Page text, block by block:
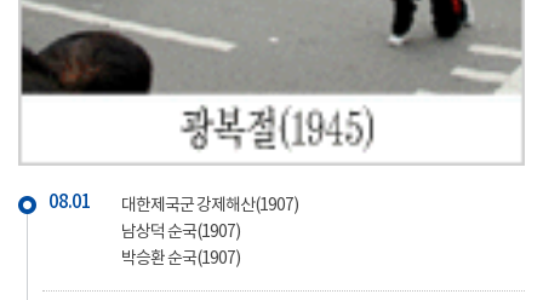
08.01
대한제국군 강제해산(1907)
남상덕 순국(1907)
박승환 순국(1907)